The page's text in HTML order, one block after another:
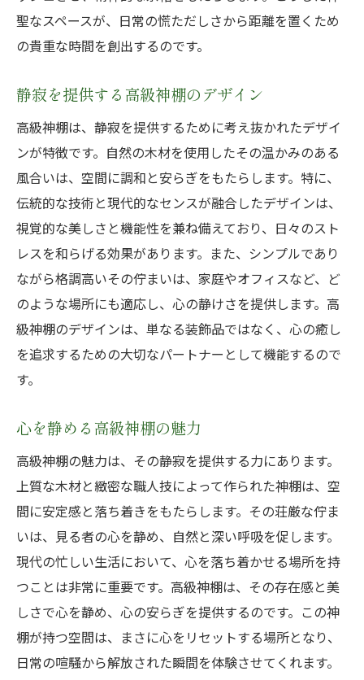
聖なスペースが、日常の慌ただしさから距離を置くため
の貴重な時間を創出するのです。
静寂を提供する高級神棚のデザイン
高級神棚は、静寂を提供するために考え抜かれたデザイ
ンが特徴です。自然の木材を使用したその温かみのある
風合いは、空間に調和と安らぎをもたらします。特に、
伝統的な技術と現代的なセンスが融合したデザインは、
視覚的な美しさと機能性を兼ね備えており、日々のスト
レスを和らげる効果があります。また、シンプルであり
ながら格調高いその佇まいは、家庭やオフィスなど、ど
のような場所にも適応し、心の静けさを提供します。高
級神棚のデザインは、単なる装飾品ではなく、心の癒し
を追求するための大切なパートナーとして機能するので
す。
心を静める高級神棚の魅力
高級神棚の魅力は、その静寂を提供する力にあります。
上質な木材と緻密な職人技によって作られた神棚は、空
間に安定感と落ち着きをもたらします。その荘厳な佇ま
いは、見る者の心を静め、自然と深い呼吸を促します。
現代の忙しい生活において、心を落ち着かせる場所を持
つことは非常に重要です。高級神棚は、その存在感と美
しさで心を静め、心の安らぎを提供するのです。この神
棚が持つ空間は、まさに心をリセットする場所となり、
日常の喧騒から解放された瞬間を体験させてくれます。